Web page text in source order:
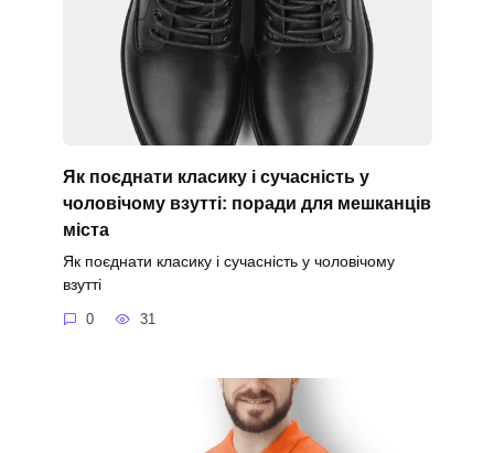
Як поєднати класику і сучасність у
чоловічому взутті: поради для мешканців
міста
Як поєднати класику і сучасність у чоловічому
взутті
0 31